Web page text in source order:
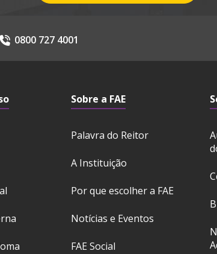
0800 727 4001
Sobre a FAE
Palavra do Reitor
A Instituição
Por que escolher a FAE
Notícias e Eventos
FAE Social